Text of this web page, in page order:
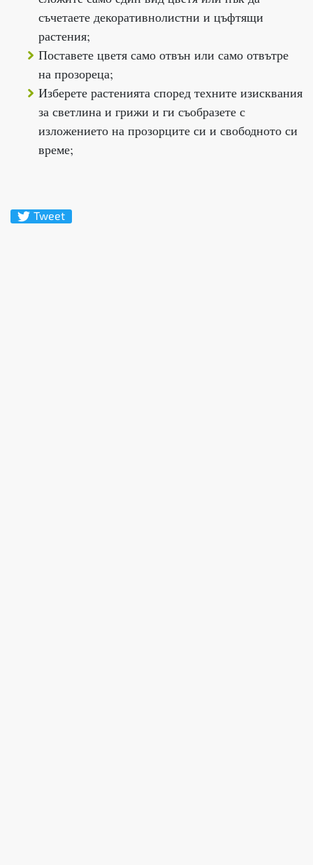
съчетаете декоративнолистни и цъфтящи
растения;
Поставете цветя само отвън или само отвътре
на прозореца;
Изберете растенията според техните изисквания
за светлина и грижи и ги съобразете с
изложението на прозорците си и свободното си
време;
Tweet